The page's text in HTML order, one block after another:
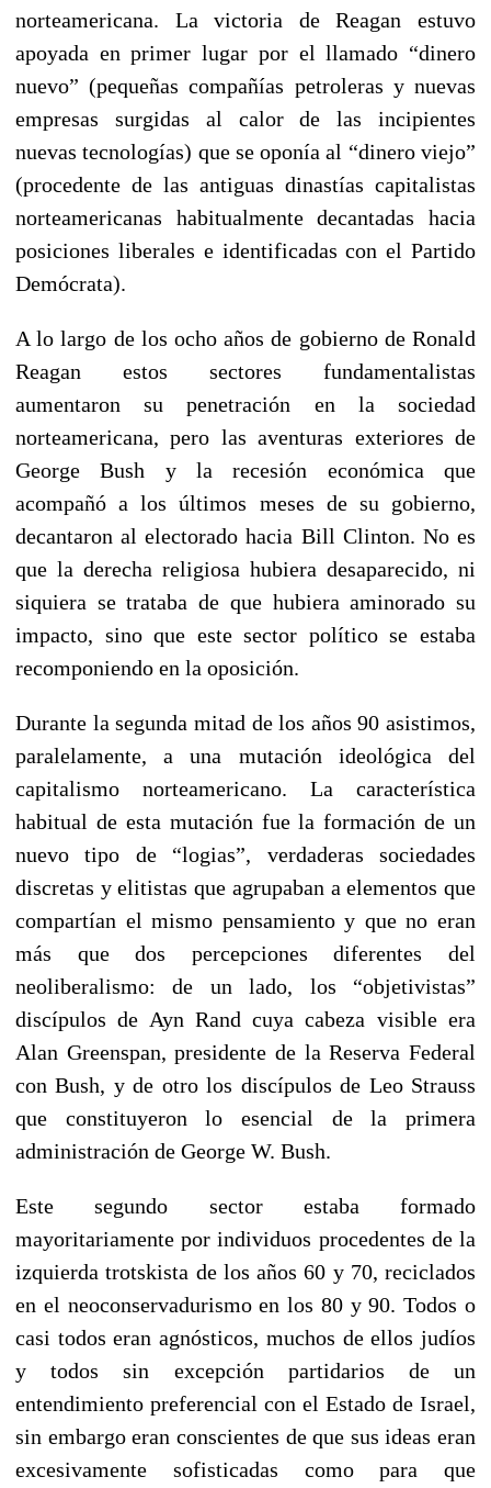
norteamericana. La victoria de Reagan estuvo
apoyada en primer lugar por el llamado “dinero
nuevo” (pequeñas compañías petroleras y nuevas
empresas surgidas al calor de las incipientes
nuevas tecnologías) que se oponía al “dinero viejo”
(procedente de las antiguas dinastías capitalistas
norteamericanas habitualmente decantadas hacia
posiciones liberales e identificadas con el Partido
Demócrata).
A lo largo de los ocho años de gobierno de Ronald
Reagan estos sectores fundamentalistas
aumentaron su penetración en la sociedad
norteamericana, pero las aventuras exteriores de
George Bush y la recesión económica que
acompañó a los últimos meses de su gobierno,
decantaron al electorado hacia Bill Clinton. No es
que la derecha religiosa hubiera desaparecido, ni
siquiera se trataba de que hubiera aminorado su
impacto, sino que este sector político se estaba
recomponiendo en la oposición.
Durante la segunda mitad de los años 90 asistimos,
paralelamente, a una mutación ideológica del
capitalismo norteamericano. La característica
habitual de esta mutación fue la formación de un
nuevo tipo de “logias”, verdaderas sociedades
discretas y elitistas que agrupaban a elementos que
compartían el mismo pensamiento y que no eran
más que dos percepciones diferentes del
neoliberalismo: de un lado, los “objetivistas”
discípulos de Ayn Rand cuya cabeza visible era
Alan Greenspan, presidente de la Reserva Federal
con Bush, y de otro los discípulos de Leo Strauss
que constituyeron lo esencial de la primera
administración de George W. Bush.
Este segundo sector estaba formado
mayoritariamente por individuos procedentes de la
izquierda trotskista de los años 60 y 70, reciclados
en el neoconservadurismo en los 80 y 90. Todos o
casi todos eran agnósticos, muchos de ellos judíos
y todos sin excepción partidarios de un
entendimiento preferencial con el Estado de Israel,
sin embargo eran conscientes de que sus ideas eran
excesivamente sofisticadas como para que